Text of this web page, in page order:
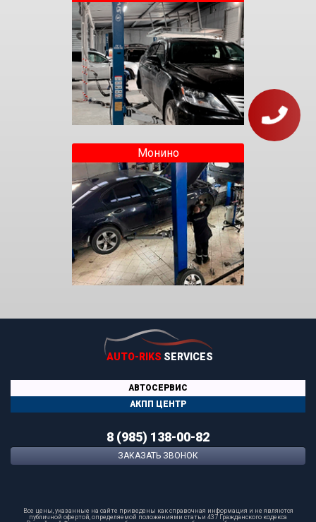
Монино
AUTO-RIKS SERVICES
АВТОСЕРВИС
АКПП ЦЕНТР
8 (985) 138-00-82
ЗАКАЗАТЬ ЗВОНОК
Все цены, указанные на сайте приведены как справочная информация и не являются
публичной офертой, определяемой положениями статьи 437 Гражданского кодекса